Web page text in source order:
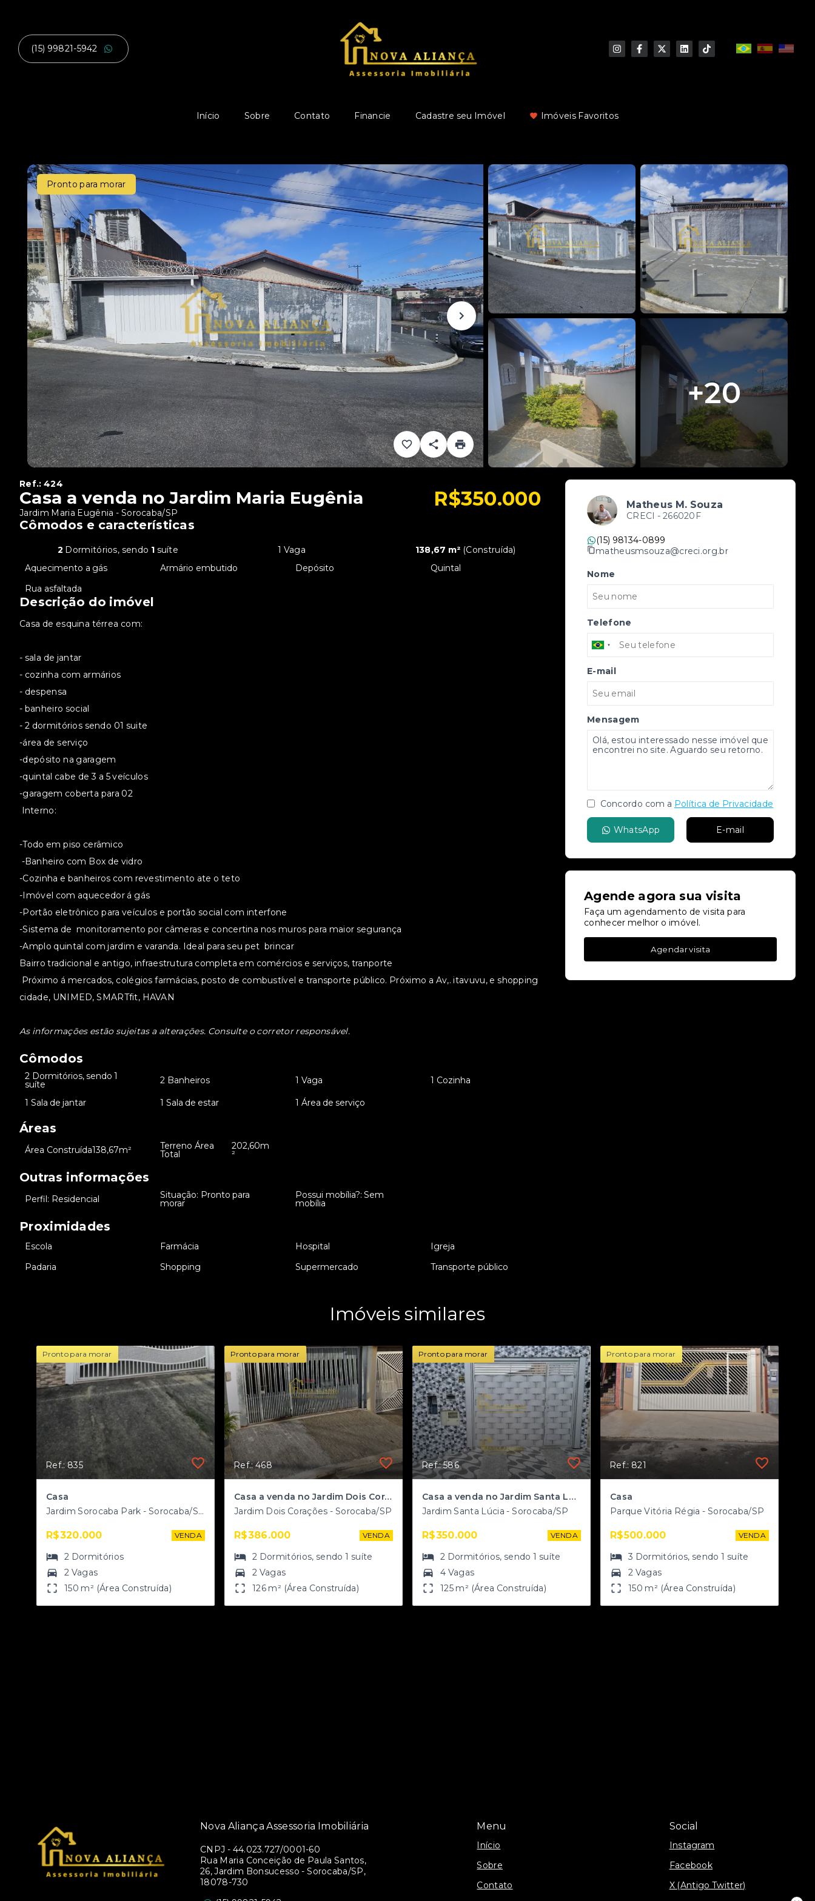
(15) 99821-5942
Início Sobre Contato Financie Cadastre seu Imóvel Imóveis Favoritos
Pronto para morar
+20
Ref.:424
Casa a venda no Jardim Maria Eugênia
Jardim Maria Eugênia - Sorocaba/SP
R$350.000
Cômodos e características
2 Dormitórios, sendo 1suíte 1 Vaga 138,67 m² (Construída)
Aquecimento a gás Armário embutido Depósito
Quintal
Rua asfaltada
Descrição do imóvel
Casa de esquina térrea com:
- sala de jantar
- cozinha com armários
- despensa
- banheiro social
- 2 dormitórios sendo 01 suite
-área de serviço
-depósito na garagem
-quintal cabe de 3 a 5 veículos
-garagem coberta para 02
Interno:
-Todo em piso cerâmico
-Banheiro com Box de vidro
-Cozinha e banheiros com revestimento ate o teto
-Imóvel com aquecedor á gás
-Portão eletrônico para veículos e portão social com interfone
-Sistema de monitoramento por câmeras e concertina nos muros para maior segurança
-Amplo quintal com jardim e varanda. Ideal para seu pet brincar
Bairro tradicional e antigo, infraestrutura completa em comércios e serviços, tranporte
Próximo á mercados, colégios farmácias, posto de combustível e transporte público. Próximo a Av,. itavuvu, e shopping
cidade, UNIMED, SMARTfit, HAVAN
As informações estão sujeitas a alterações. Consulte o corretor responsável.
Cômodos
2 Dormitórios, sendo 1
suíte 2 Banheiros 1 Vaga 1 Cozinha
1 Sala de jantar 1 Sala de estar 1 Área de serviço
Áreas
Área Construída138,67m² Terreno Área
Total
202,60m
²
Outras informações
Perfil: Residencial Situação: Pronto para
morar
Possui mobília?: Sem
mobília
Proximidades
Escola Farmácia Hospital
Igreja
Padaria Shopping Supermercado Transporte público
Matheus M. Souza
CRECI - 266020F
(15) 98134-0899
matheusmsouza@creci.org.br
Nome
Telefone
E-mail
Mensagem
Concordo com a Política de Privacidade
WhatsApp E-mail
Agende agora sua visita
Faça um agendamento de visita para
conhecer melhor o imóvel.
Agendar visita
Imóveis similares
Pronto para morar
Ref.: 835
Casa
Jardim Sorocaba Park - Sorocaba/SP
R$320.000 VENDA
2 Dormitórios
2 Vagas
150 m² (Área Construída)
Pronto para morar
Ref.: 468
Casa a venda no Jardim Dois Corações
Jardim Dois Corações - Sorocaba/SP
R$386.000 VENDA
2 Dormitórios, sendo1 suíte
2 Vagas
126 m² (Área Construída)
Pronto para morar
Ref.: 586
Casa a venda no Jardim Santa Lucia
Jardim Santa Lúcia - Sorocaba/SP
R$350.000 VENDA
2 Dormitórios, sendo1 suíte
4 Vagas
125 m² (Área Construída)
Pronto para morar
Ref.: 821
Casa
Parque Vitória Régia - Sorocaba/SP
R$500.000 VENDA
3 Dormitórios, sendo1 suíte
2 Vagas
150 m² (Área Construída)
Menu
Início
Sobre
Contato
Social
Instagram
Facebook
X (Antigo Twitter)
Nova Aliança Assessoria Imobiliária
CNPJ - 44.023.727/0001-60
Rua Maria Conceição de Paula Santos,
26, Jardim Bonsucesso - Sorocaba/SP,
18078-730